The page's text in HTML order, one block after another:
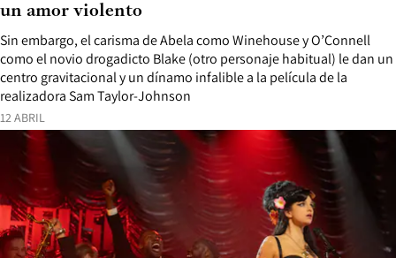
12 ABRIL
Sin embargo, el carisma de Abela como Winehouse y O’Connell
como el novio drogadicto Blake (otro personaje habitual) le dan un
centro gravitacional y un dínamo infalible a la película de la
realizadora Sam Taylor-Johnson
un amor violento